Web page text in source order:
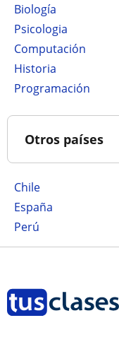
Biología
Psicologia
Computación
Historia
Programación
Otros países
Chile
España
Perú